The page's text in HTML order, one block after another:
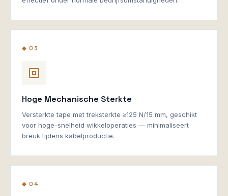
◆ 03
Hoge Mechanische Sterkte
Versterkte tape met treksterkte ≥125 N/15 mm, geschikt
voor hoge-snelheid wikkeloperaties — minimaliseert
breuk tijdens kabelproductie.
◆ 04